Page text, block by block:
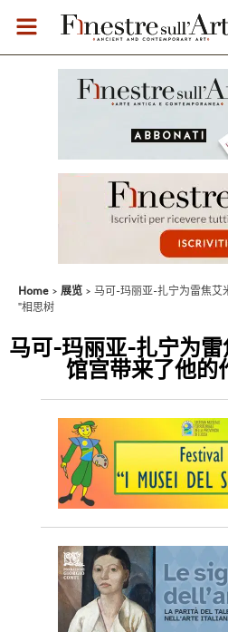
Home 展览
马可-玛丽亚-扎宁为雷焦艾
"相思树
马可-玛丽亚-扎宁为
馆宫带来了他的